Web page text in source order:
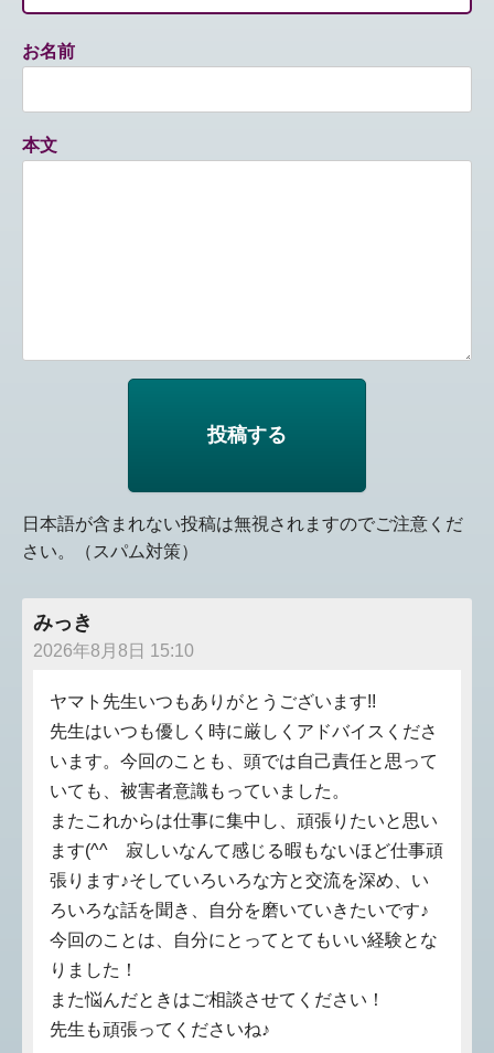
お名前
本文
日本語が含まれない投稿は無視されますのでご注意くだ
さい。（スパム対策）
みっき
2026年8月8日 15:10
ヤマト先生いつもありがとうございます!!
先生はいつも優しく時に厳しくアドバイスくださ
います。今回のことも、頭では自己責任と思って
いても、被害者意識もっていました。
またこれからは仕事に集中し、頑張りたいと思い
ます(^^ゞ寂しいなんて感じる暇もないほど仕事頑
張ります♪そしていろいろな方と交流を深め、い
ろいろな話を聞き、自分を磨いていきたいです♪
今回のことは、自分にとってとてもいい経験とな
りました！
また悩んだときはご相談させてください！
先生も頑張ってくださいね♪